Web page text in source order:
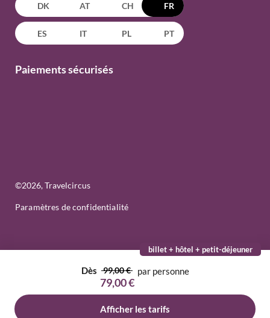
billet + hôtel + petit-déjeuner
Dès 99,00 €
79,00 €
par personne
Afficher les tarifs
DK AT CH FR
ES IT PL PT
Paiements sécurisés
©2026, Travelcircus
Paramètres de confidentialité